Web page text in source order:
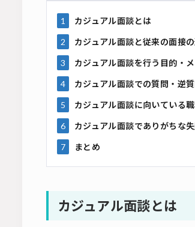
1 カジュアル面談とは
2 カジュアル面談と従来の面接
3 カジュアル面談を行う目的・
4 カジュアル面談での質問・逆
5 カジュアル面談に向いている
6 カジュアル面談でありがちな失
7 まとめ
カジュアル面談とは